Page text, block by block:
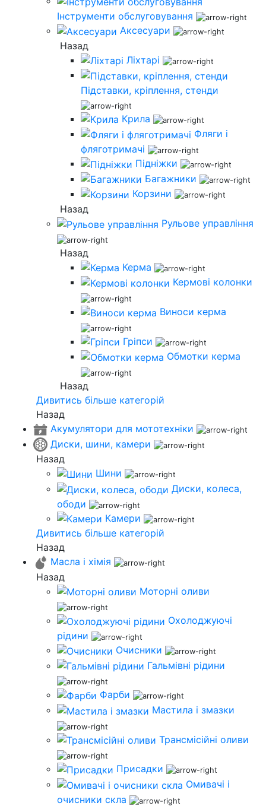
Інструменти обслуговування
Аксесуари
Назад
Ліхтарі
Підставки, кріплення, стенди
Крила
Фляги і
фляготримачі
Підніжки
Багажники
Корзини
Назад
Рульове управління
Назад
Керма
Кермові колонки
Виноси керма
Гріпси
Обмотки керма
Назад
Дивитись більше категорій
Назад
Акумулятори для мототехніки
Диски, шини, камери
Назад
Шини
Диски, колеса,
ободи
Камери
Дивитись більше категорій
Назад
Масла і хімія
Назад
Моторні оливи
Охолоджуючі
рідини
Очисники
Гальмівні рідини
Фарби
Мастила і змазки
Трансмісійні оливи
Присадки
Омивачі і
очисники скла